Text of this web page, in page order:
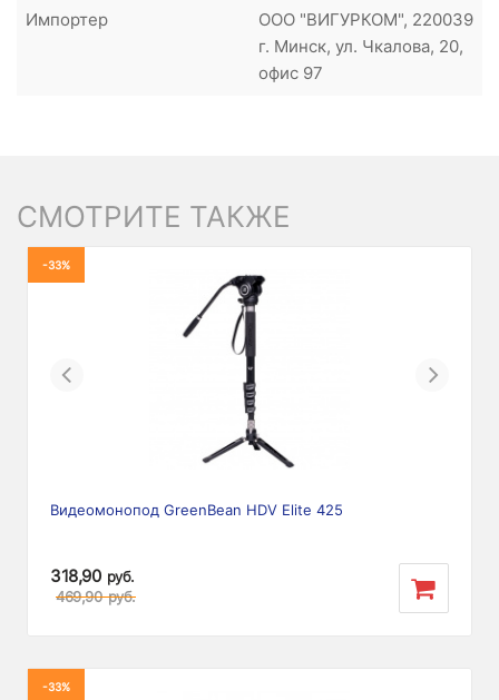
Импортер
ООО "ВИГУРКОМ", 220039
г. Минск, ул. Чкалова, 20,
офис 97
СМОТРИТЕ ТАКЖЕ
-33%
Previous Next
Видеомонопод GreenBean HDV Elite 425
318,90 руб.
469,90 руб.
-33%